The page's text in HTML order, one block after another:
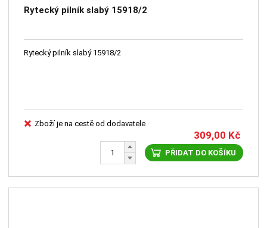
Rytecký pilník slabý 15918/2
Rytecký pilník slabý 15918/2
Zboží je na cestě od dodavatele
309,00 Kč
PŘIDAT DO KOŠÍKU